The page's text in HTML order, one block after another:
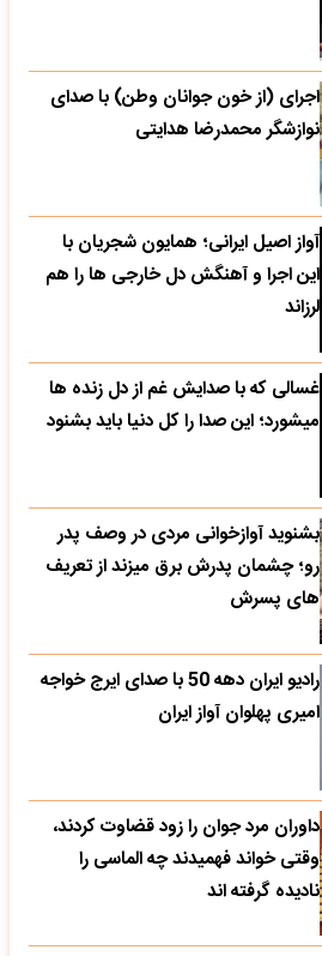
اجرای (از خون جوانان وطن) با صدای
نوازشگر محمدرضا هدایتی
آواز اصیل ایرانی؛ همایون شجریان با
این اجرا و آهنگش دل خارجی ها را هم
لرزاند
غسالی که با صدایش غم از دل زنده ها
میشورد؛ این صدا را کل دنیا باید بشنود
بشنوید آوازخوانی مردی در وصف پدر
رو؛ چشمان پدرش برق میزند از تعریف
های پسرش
رادیو ایران دهه 50 با صدای ایرج خواجه
امیری پهلوان آواز ایران
داوران مرد جوان را زود قضاوت کردند،
وقتی خواند فهمیدند چه الماسی را
نادیده گرفته اند